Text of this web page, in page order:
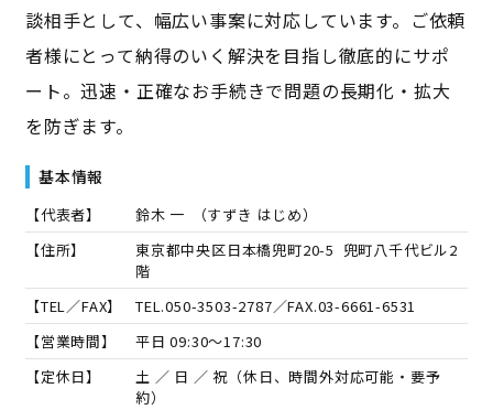
談相手として、幅広い事案に対応しています。ご依頼
者様にとって納得のいく解決を目指し徹底的にサポ
ート。迅速・正確なお手続きで問題の長期化・拡大
を防ぎます。
基本情報
【代表者】 鈴木 一 （すずき はじめ）
【住所】
東京都中央区日本橋兜町20-5 兜町八千代ビル2
階
【TEL／FAX】
TEL.050-3503-2787／FAX.03-6661-6531
【営業時間】
平日 09:30～17:30
【定休日】
土 ／ 日 ／ 祝（休日、時間外対応可能・要予
約）